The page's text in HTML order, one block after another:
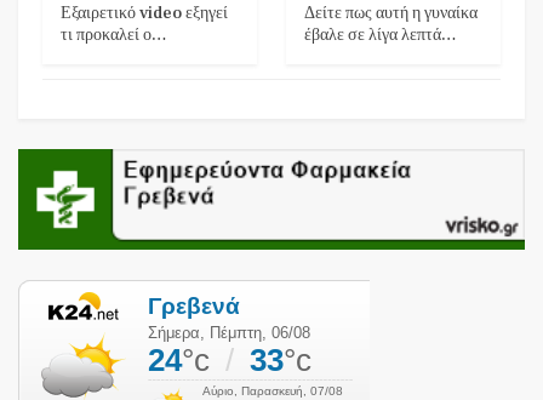
Εξαιρετικό video εξηγεί
τι προκαλεί ο…
Δείτε πως αυτή η γυναίκα
έβαλε σε λίγα λεπτά…